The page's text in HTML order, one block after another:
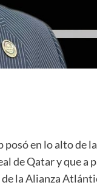
en lo alto de
de Qatar y que
la Alianza